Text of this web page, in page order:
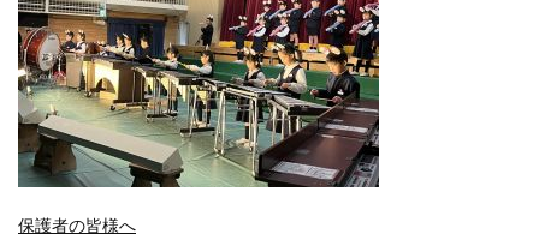
保護者の皆様へ